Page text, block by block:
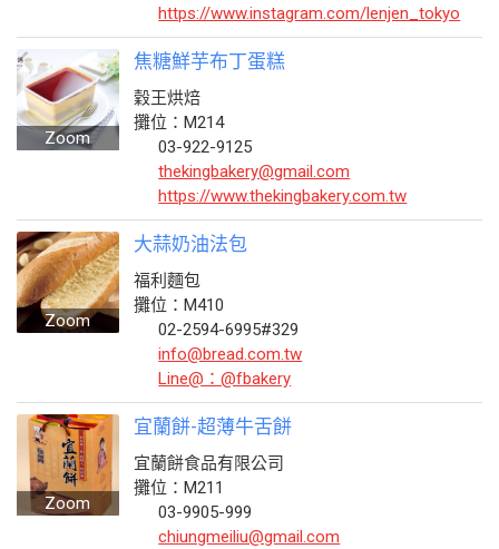
https://www.instagram.com/lenjen_tokyo
Zoom
焦糖鮮芋布丁蛋糕
穀王烘焙
攤位：M214
03-922-9125
thekingbakery@gmail.com
https://www.thekingbakery.com.tw
Zoom
大蒜奶油法包
福利麵包
攤位：M410
02-2594-6995#329
info@bread.com.tw
Line@：@fbakery
Zoom
宜蘭餅-超薄牛舌餅
宜蘭餅食品有限公司
攤位：M211
03-9905-999
chiungmeiliu@gmail.com